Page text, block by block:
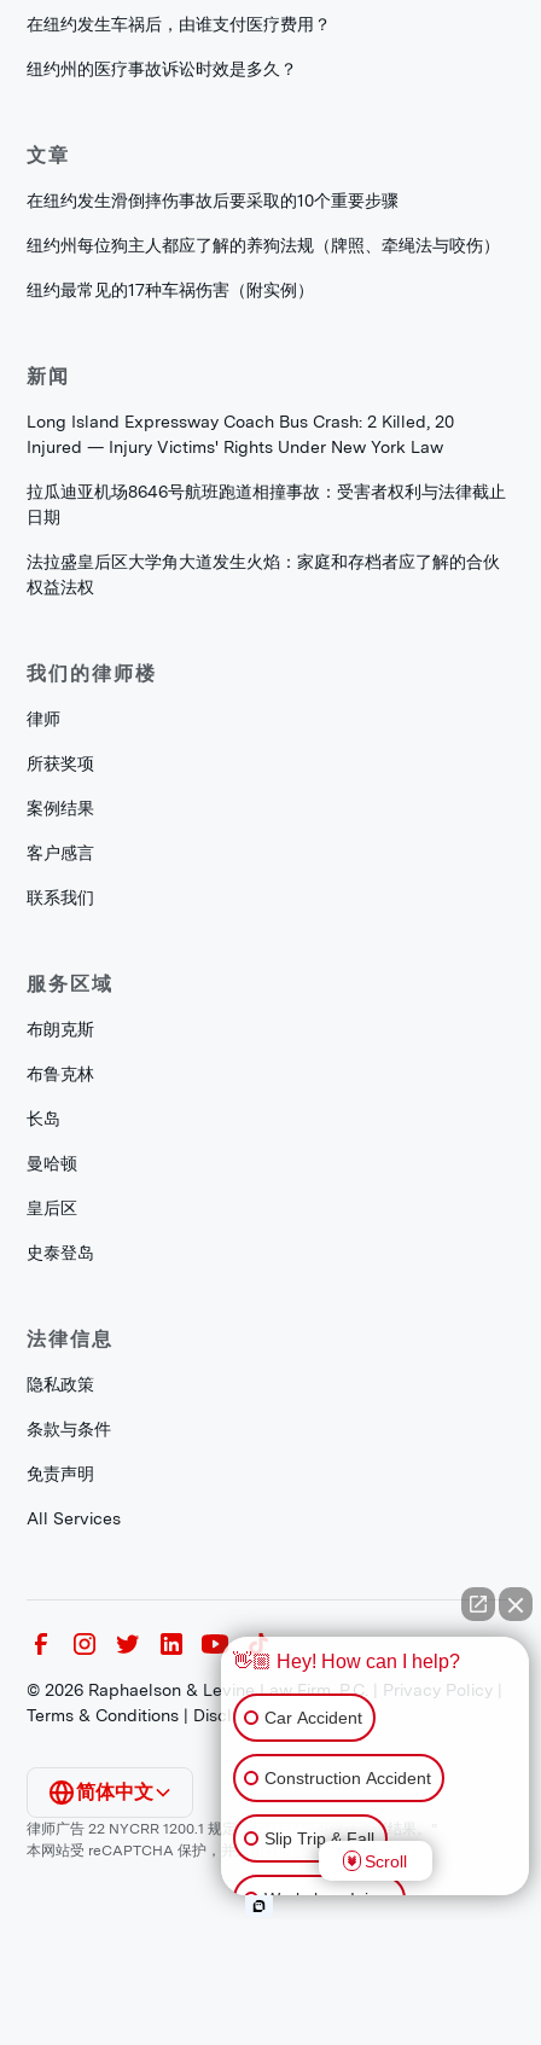
在纽约发生车祸后，由谁支付医疗费用？
纽约州的医疗事故诉讼时效是多久？
文章
在纽约发生滑倒摔伤事故后要采取的10个重要步骤
纽约州每位狗主人都应了解的养狗法规（牌照、牵绳法与咬伤）
纽约最常见的17种车祸伤害（附实例）
新闻
Long Island Expressway Coach Bus Crash: 2 Killed, 20
Injured — Injury Victims' Rights Under New York Law
拉瓜迪亚机场8646号航班跑道相撞事故：受害者权利与法律截止
日期
法拉盛皇后区大学角大道发生火焰：家庭和存档者应了解的合伙
权益法权
我们的律师楼
律师
所获奖项
案例结果
客户感言
联系我们
服务区域
布朗克斯
布鲁克林
长岛
曼哈顿
皇后区
史泰登岛
法律信息
隐私政策
条款与条件
免责声明
All Services
©2026 Raphaelson & Levine Law Firm, P.C. | Privacy Policy
Terms & Conditions | Disclaimer
律师广告 22 NYCRR 1200.1 规定：“过往结果不保证类似结果。”
本网站受 reCAPTCHA 保护，并适用谷歌
隐私政策和 。
简体中文
👋🏼 Hey! How can I help?
Car Accident
Construction Accident
Slip Trip & Fall
Workplace Injury
Scroll